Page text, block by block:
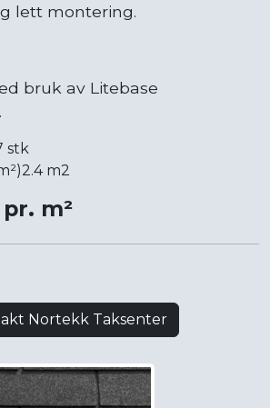
lett montering.
bruk av Litebase
stk
m2
pr. m²
Nortekk Taksenter